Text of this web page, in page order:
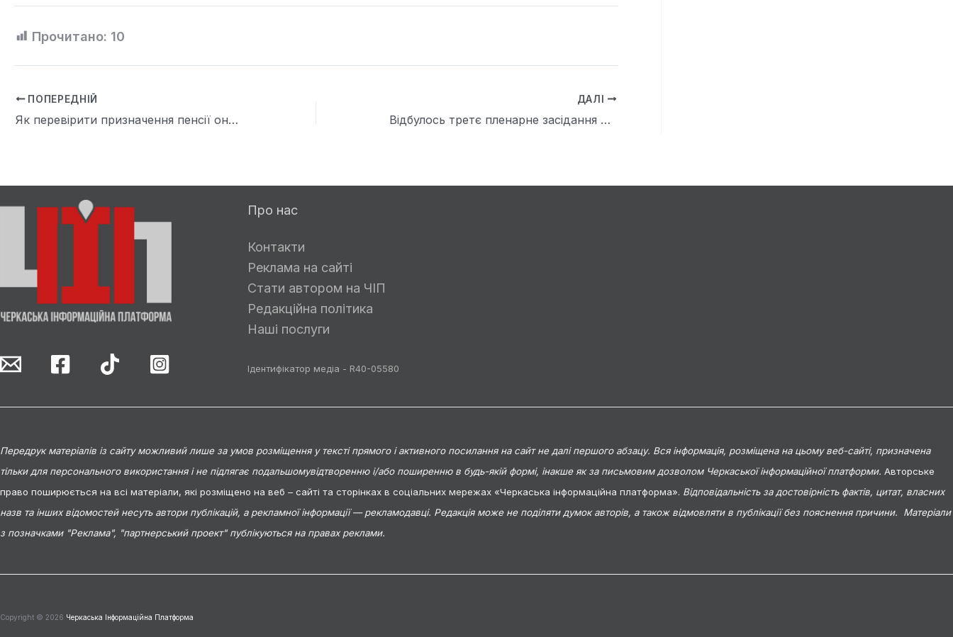
Прочитано: 10
ПОПЕРЕДНІЙ
Як перевірити призначення пенсії онлайн?
ДАЛІ
Відбулось третє пленарне засідання 27 сесії Звенигородської міської ради восьмого скликання
Про нас
Контакти
Реклама на сайті
Стати автором на ЧІП
Редакційна політика
Наші послуги
Ідентифікатор медіа - R40-05580
Передрук матеріалів із сайту можливий лише за умов розміщення у тексті прямого і активного посилання на сайт не далі першого абзацу. Вся інформація, розміщена на цьому веб-сайті, призначена
тільки для персонального використання і не підлягає подальшомувідтворенню і/або поширенню в будь-якій формі, інакше як за письмовим дозволом Черкаської інформаційної платформи. Авторське
право поширюється на всі матеріали, які розміщено на веб – сайті та сторінках в соціальних мережах «Черкаська інформаційна платформа». Відповідальність за достовірність фактів, цитат, власних
назв та інших відомостей несуть автори публікацій, а рекламної інформації — рекламодавці. Редакція може не поділяти думок авторів, а також відмовляти в публікації без пояснення причини. Матеріали
з позначками "Реклама", "партнерський проект" публікуються на правах реклами.
Copyright © 2026 Черкаська Інформаційна Платформа